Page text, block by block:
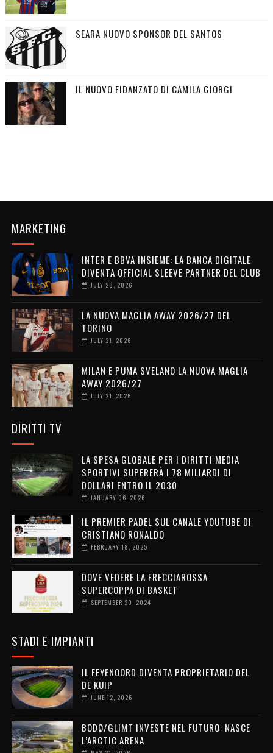
SEARA NUOVO SPONSOR DEL SANTOS
IL NUOVO FIDANZATO DI CAMILA GIORGI
MARKETING
INTER E BBVA INSIEME: LA BANCA DIGITALE
DIVENTA OFFICIAL SLEEVE PARTNER DEL CLUB
JULY 28, 2026
LA NUOVA MAGLIA AWAY 2026/27 DEL
TORINO
JULY 21, 2026
MILAN E PUMA SVELANO LA NUOVA MAGLIA
AWAY 2026/27
JULY 21, 2026
DIRITTI TV
LA SPESA GLOBALE PER I DIRITTI MEDIA
SPORTIVI SUPERERÀ I 78 MILIARDI DI
DOLLARI ENTRO IL 2030
JANUARY 06, 2026
IL PREMIER PADEL SUL CANALE YOUTUBE DI
CRISTIANO RONALDO
FEBRUARY 18, 2025
DOVE VEDERE LA FRECCIAROSSA
SUPERCOPPA DI BASKET
SEPTEMBER 20, 2024
STADI E IMPIANTI
IL FEYENOORD DIVENTA PROPRIETARIO DEL
DE KUIP
JUNE 12, 2026
BODØ/GLIMT INVESTE NEL FUTURO: NASCE
L’ARCTIC ARENA